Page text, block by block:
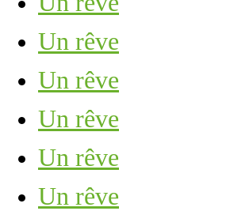
Un rêve
Un rêve
Un rêve
Un rêve
Un rêve